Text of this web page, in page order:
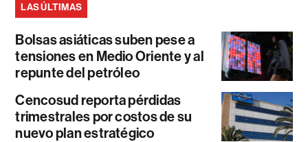
LAS ÚLTIMAS
Bolsas asiáticas suben pese a
tensiones en Medio Oriente y al
repunte del petróleo
Cencosud reporta pérdidas
trimestrales por costos de su
nuevo plan estratégico